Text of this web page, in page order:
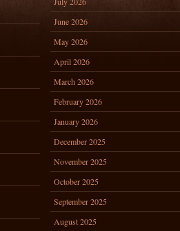
June 2026
May 2026
April 2026
March 2026
February 2026
January 2026
December 2025
November 2025
October 2025
September 2025
August 2025